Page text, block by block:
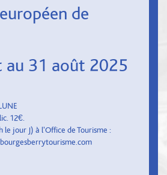
de
au 31 août 2025
12€.
le jour J) à l'Office de Tourisme :